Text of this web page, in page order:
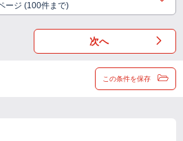
ージ (100件まで)
次へ
この条件を保存